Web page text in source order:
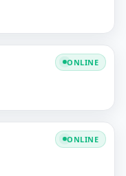
ONLINE
ONLINE